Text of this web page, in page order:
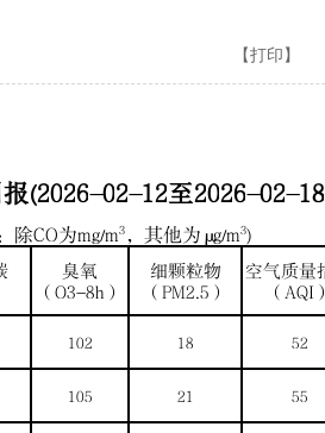
【打印】